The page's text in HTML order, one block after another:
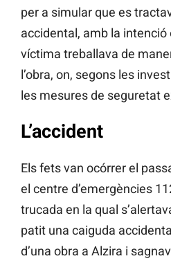
per a simular que es
accidental, amb la intenció
víctima treballava de
l’obra, on, segons les
les mesures de seguretat
L’accident
Els fets van ocórrer el
el centre d’emergències
trucada en la qual
patit una caiguda
d’una obra a Alzira i